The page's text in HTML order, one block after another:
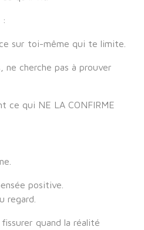
:
sur toi-même qui te limite.
ne cherche pas à prouver
ce qui NE LA CONFIRME
positive.
regard.
quand la réalité